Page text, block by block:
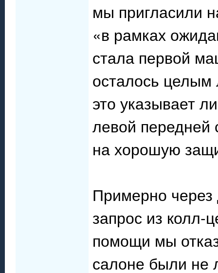
мы пригласили
«в рамках
стала первой
осталось
это указывает
левой
на хорошую
Примерно через
запрос из
помощи мы
салоне были не